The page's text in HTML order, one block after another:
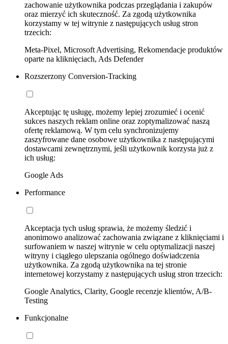
zachowanie użytkownika podczas przeglądania i zakupów
oraz mierzyć ich skuteczność. Za zgodą użytkownika
korzystamy w tej witrynie z następujących usług stron
trzecich:
Meta-Pixel, Microsoft Advertising, Rekomendacje produktów
oparte na kliknięciach, Ads Defender
Rozszerzony Conversion-Tracking
Akceptując tę usługę, możemy lepiej zrozumieć i ocenić
sukces naszych reklam online oraz zoptymalizować naszą
ofertę reklamową. W tym celu synchronizujemy
zaszyfrowane dane osobowe użytkownika z następującymi
dostawcami zewnętrznymi, jeśli użytkownik korzysta już z
ich usług:
Google Ads
Performance
Akceptacja tych usług sprawia, że możemy śledzić i
anonimowo analizować zachowania związane z kliknięciami i
surfowaniem w naszej witrynie w celu optymalizacji naszej
witryny i ciągłego ulepszania ogólnego doświadczenia
użytkownika. Za zgodą użytkownika na tej stronie
internetowej korzystamy z następujących usług stron trzecich:
Google Analytics, Clarity, Google recenzje klientów, A/B-
Testing
Funkcjonalne